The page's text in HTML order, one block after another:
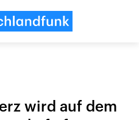
wird auf dem